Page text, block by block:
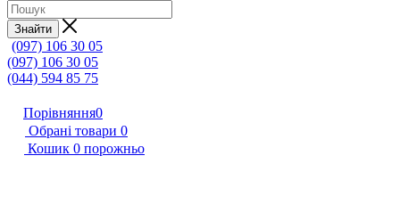
Знайти
(097) 106 30 05
(097) 106 30 05
(044) 594 85 75
Порівняння0
Обрані товари 0
Кошик 0 порожньо